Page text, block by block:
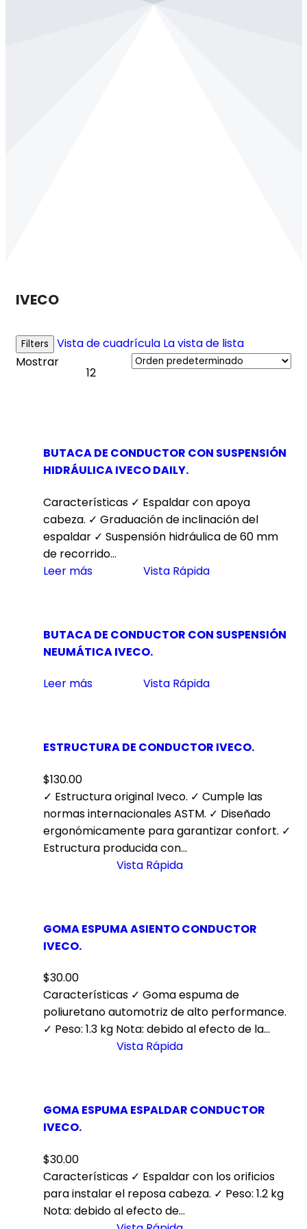
IVECO
Filters Vista de cuadrícula La vista de lista
Mostrar
12
BUTACA DE CONDUCTOR CON SUSPENSIÓN
HIDRÁULICA IVECO DAILY.
Características ✓ Espaldar con apoya
cabeza. ✓ Graduación de inclinación del
espaldar ✓ Suspensión hidráulica de 60 mm
de recorrido…
Leer más
Vista Rápida
BUTACA DE CONDUCTOR CON SUSPENSIÓN
NEUMÁTICA IVECO.
Leer más Vista Rápida
ESTRUCTURA DE CONDUCTOR IVECO.
$130.00
✓ Estructura original Iveco. ✓ Cumple las
normas internacionales ASTM. ✓ Diseñado
ergonómicamente para garantizar confort. ✓
Estructura producida con…
Vista Rápida
GOMA ESPUMA ASIENTO CONDUCTOR
IVECO.
$30.00
Características ✓ Goma espuma de
poliuretano automotriz de alto performance.
✓ Peso: 1.3 kg Nota: debido al efecto de la…
Vista Rápida
GOMA ESPUMA ESPALDAR CONDUCTOR
IVECO.
$30.00
Características ✓ Espaldar con los orificios
para instalar el reposa cabeza. ✓ Peso: 1.2 kg
Nota: debido al efecto de…